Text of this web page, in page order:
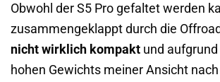
Obwohl der S5 Pro gefaltet werden
zusammengeklappt durch die
nicht wirklich kompakt und
hohen Gewichts meiner Ansicht